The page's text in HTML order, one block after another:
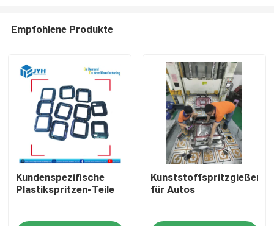
Empfohlene Produkte
Kundenspezifische
Plastikspritzen-Teile
Kunststoffspritzgießerei
für Autos